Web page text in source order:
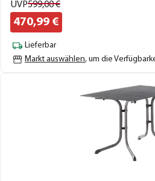
UVP599,00€
470,99 €
Lieferbar
Markt auswählen, um die